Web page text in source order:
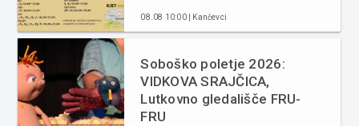
08.08 10:00 | Kančevci
Soboško poletje 2026:
VIDKOVA SRAJČICA,
Lutkovno gledališče FRU-
FRU